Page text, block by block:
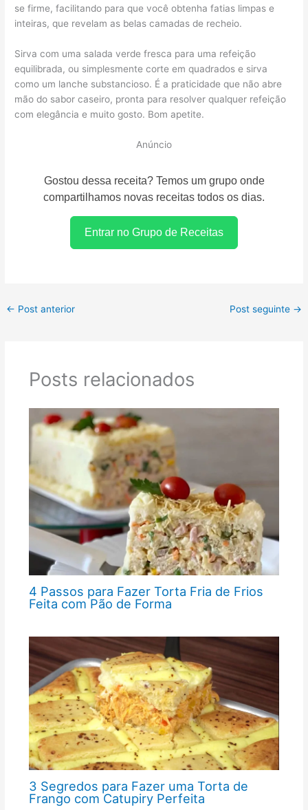
se firme, facilitando para que você obtenha fatias limpas e
inteiras, que revelam as belas camadas de recheio.
Sirva com uma salada verde fresca para uma refeição
equilibrada, ou simplesmente corte em quadrados e sirva
como um lanche substancioso. É a praticidade que não abre
mão do sabor caseiro, pronta para resolver qualquer refeição
com elegância e muito gosto. Bom apetite.
Anúncio
Gostou dessa receita? Temos um grupo onde
compartilhamos novas receitas todos os dias.
Entrar no Grupo de Receitas
← Post anterior Post seguinte →
Posts relacionados
4 Passos para Fazer Torta Fria de Frios
Feita com Pão de Forma
3 Segredos para Fazer uma Torta de
Frango com Catupiry Perfeita